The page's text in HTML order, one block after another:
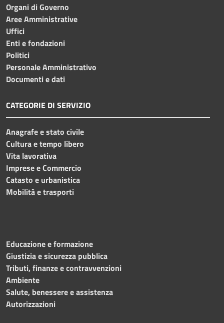
Organi di Governo
Aree Amministrative
Uffici
Enti e fondazioni
Politici
Personale Amministrativo
Documenti e dati
CATEGORIE DI SERVIZIO
Anagrafe e stato civile
Cultura e tempo libero
Vita lavorativa
Imprese e Commercio
Catasto e urbanistica
Mobilità e trasporti
Educazione e formazione
Giustizia e sicurezza pubblica
Tributi, finanze e contravvenzioni
Ambiente
Salute, benessere e assistenza
Autorizzazioni